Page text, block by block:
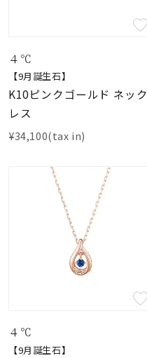
４℃
【9月誕生石】
K10ピンクゴールド ネック
レス
¥34,100(tax in)
４℃
【9月誕生石】